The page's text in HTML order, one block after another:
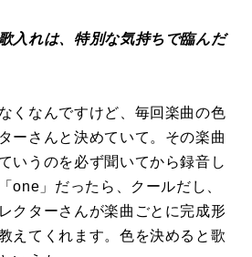
れは、特別な気持ちで臨んだ
くなんですけど、毎回楽曲の色
ーさんと決めていて。その楽曲
いうのを必ず聞いてから録音し
one」だったら、クールだし、
クターさんが楽曲ごとに完成形
えてくれます。色を決めると歌